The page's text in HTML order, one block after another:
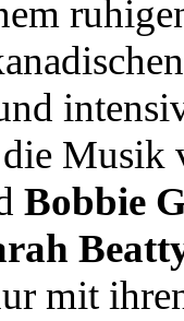
Musik
Bobbie
mit